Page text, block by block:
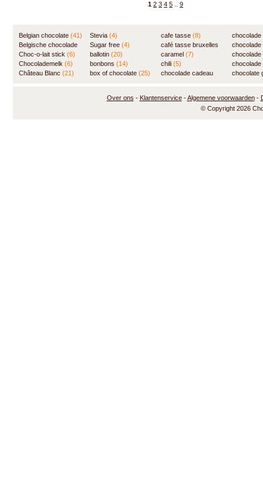
conseveringsmiddelen.
1 2 3 4 5 9
Belgian chocolate (41)
Belgische chocolade
(84)
Choc-o-lait stick (6)
Chocolademelk (6)
Château Blanc (21)
Stevia (4)
Sugar free (4)
ballotin (20)
bonbons (14)
box of chocolate (25)
cafe tasse (8)
café tasse bruxelles
(8)
caramel (7)
chili (5)
chocolade cadeau
(7)
chocolate
Over ons - Klantenservice-Algemene voorwaarden-
© Copyright 2026